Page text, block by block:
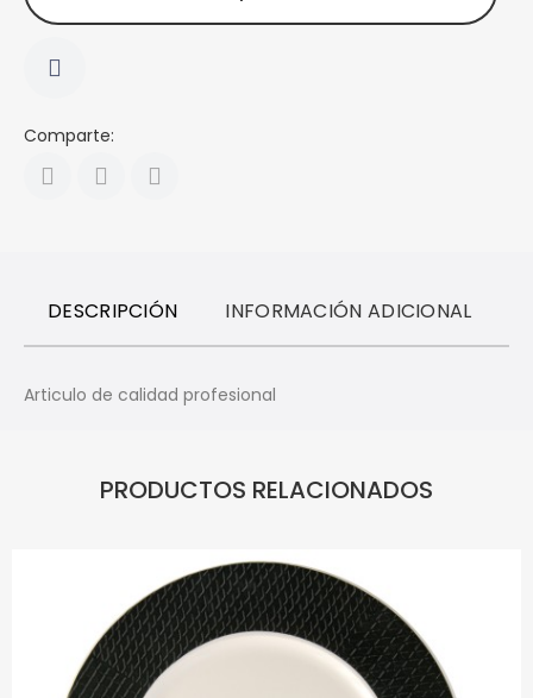
Comparte:
DESCRIPCIÓN INFORMACIÓN ADICIONAL
Articulo de calidad profesional
PRODUCTOS RELACIONADOS